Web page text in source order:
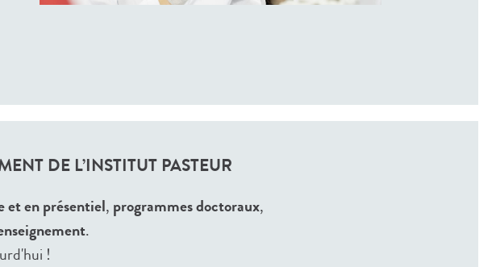
DE L’INSTITUT PASTEUR
et en présentiel, programmes doctoraux,
.
!